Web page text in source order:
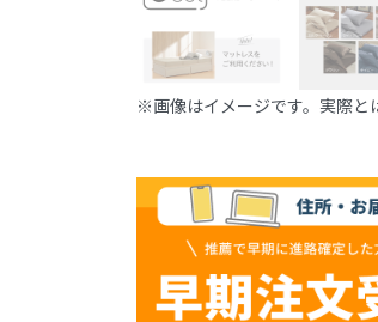
※画像はイメージです。実際と